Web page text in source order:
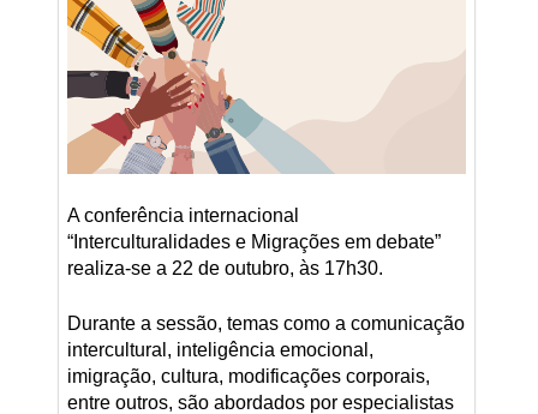
A conferência internacional
“Interculturalidades e Migrações em debate”
realiza-se a 22 de outubro, às 17h30.
Durante a sessão, temas como a comunicação
intercultural, inteligência emocional,
imigração, cultura, modificações corporais,
entre outros, são abordados por especialistas